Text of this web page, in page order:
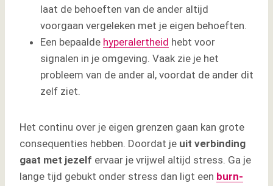
laat de behoeften van de ander altijd
voorgaan vergeleken met je eigen behoeften.
Een bepaalde hyperalertheid hebt voor
signalen in je omgeving. Vaak zie je het
probleem van de ander al, voordat de ander dit
zelf ziet.
Het continu over je eigen grenzen gaan kan grote
consequenties hebben. Doordat je uit verbinding
gaat met jezelf ervaar je vrijwel altijd stress. Ga je
lange tijd gebukt onder stress dan ligt een burn-